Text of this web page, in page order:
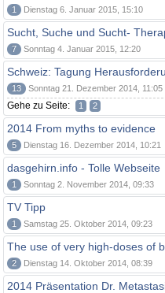
1 Dienstag 6. Januar 2015, 15:10
Sucht, Suche und Sucht-
7 Sonntag 4. Januar 2015, 12:20
Schweiz: Tagung
13 Sonntag 21. Dezember 2014, 11:05
Gehe zu Seite: 1 2
2014 From myths to evidence
5 Dienstag 16. Dezember 2014, 10:21
dasgehirn.info - Tolle Webseite
1 Sonntag 2. November 2014, 09:33
TV Tipp
1 Samstag 25. Oktober 2014, 09:23
The use of very high-doses of
2 Dienstag 14. Oktober 2014, 08:39
2014 Präsentation Dr.